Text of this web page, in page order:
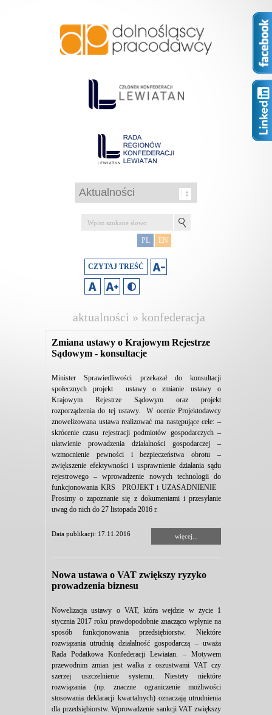
PL EN
CZYTAJ TREŚĆ
aktualności » konfederacja
Zmiana ustawy o Krajowym Rejestrze
Sądowym - konsultacje
Minister Sprawiedliwości przekazał do konsultacji
społecznych projekt ustawy o zmianie ustawy o
Krajowym Rejestrze Sądowym oraz projekt
rozporządzenia do tej ustawy. W ocenie Projektodawcy
znowelizowana ustawa realizować ma następujące cele: –
skrócenie czasu rejestracji podmiotów gospodarczych –
ułatwienie prowadzenia działalności gospodarczej –
wzmocnienie pewności i bezpieczeństwa obrotu –
zwiększenie efektywności i usprawnienie działania sądu
rejestrowego – wprowadzenie nowych technologii do
funkcjonowania KRS PROJEKT i UZASADNIENIE
Prosimy o zapoznanie się z dokumentami i przesyłanie
uwag do nich do 27 listopada 2016 r.
Data publikacji: 17.11.2016 więcej...
Nowa ustawa o VAT zwiększy ryzyko
prowadzenia biznesu
Nowelizacja ustawy o VAT, która wejdzie w życie 1
stycznia 2017 roku prawdopodobnie znacząco wpłynie na
sposób funkcjonowania przedsiębiorstw. Niektóre
rozwiązania utrudnią działalność gospodarczą – uważa
Rada Podatkowa Konfederacji Lewiatan. – Motywem
przewodnim zmian jest walka z oszustwami VAT czy
szerzej uszczelnienie systemu. Niestety niektóre
rozwiązania (np. znaczne ograniczenie możliwości
stosowania deklaracji kwartalnych) oznaczają utrudnienia
dla przedsiębiorstw. Wprowadzenie sankcji VAT zwiększy